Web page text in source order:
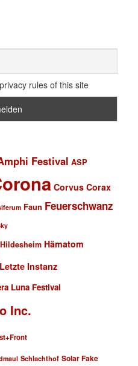
rules of this site
Festival ASP
Corvus Corax
Faun Feuerschwanz
Hildesheim Hämatom
Letzte Instanz
Luna Festival
Inc.
Schlachthof Solar Fake